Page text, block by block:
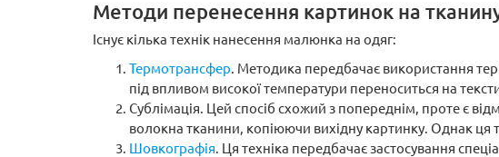
Методи перенесення картинок на
Існує кілька технік нанесення малюнка на одяг:
Термотрансфер. Методика передбачає використання
під впливом високої температури переноситься на
Сублімація. Цей спосіб схожий з попереднім, проте є
волокна тканини, копіюючи вихідну картинку. Однак ця
Шовкографія. Ця техніка передбачає застосування